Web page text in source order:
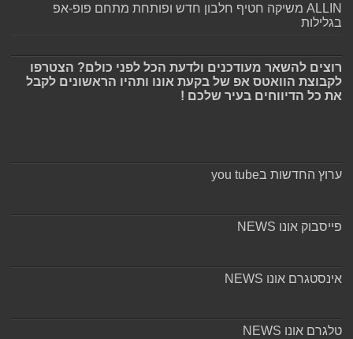
ALLIN משיקה חטיף חלבון חדש ופותחת מתחם פופ-אפ
בגלילות
רוצים להשאר מעודכנים ולדעת הכל לפני כולם? הצטרפו
לקבוצת הוואטס אפ של בקעת אונו ותהיו הראשונים לקבל
את כל הדיווחים בעיר שלכם !
ערוץ החדשות בyou tube
פייסבוק אונו NEWS
אינסטגרם אונו NEWS
טלגרם אונו NEWS